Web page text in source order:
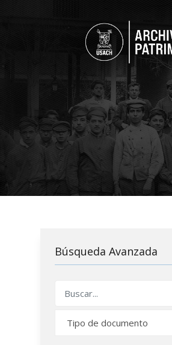
Búsqueda Avanzada